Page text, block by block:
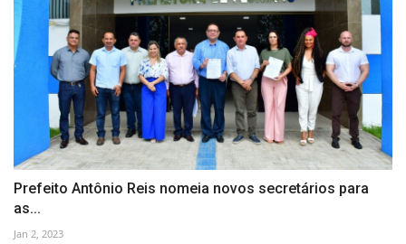
Prefeito Antônio Reis nomeia novos secretários para
as...
Jan 2, 2023